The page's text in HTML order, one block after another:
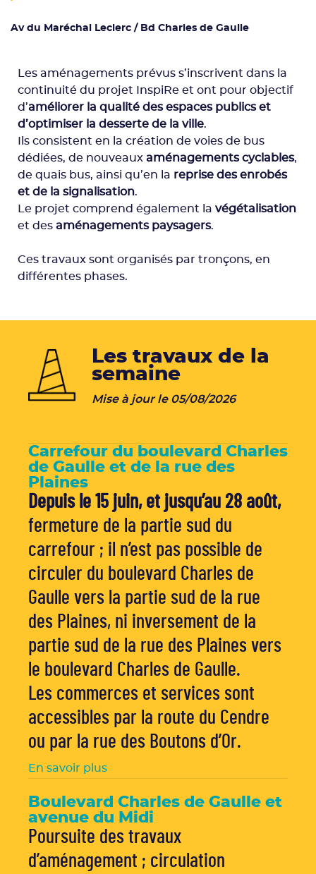
Av du Maréchal Leclerc / Bd Charles de Gaulle
Les aménagements prévus s’inscrivent dans la
continuité du projet InspiRe et ont pour objectif
d’améliorer la qualité des espaces publics et
d’optimiser la desserte de la ville.
Ils consistent en la création de voies de bus
dédiées, de nouveaux aménagements cyclables,
de quais bus, ainsi qu’en la reprise des enrobés
et de la signalisation.
Le projet comprend également la végétalisation
et des aménagements paysagers.
Ces travaux sont organisés par tronçons, en
différentes phases.
Les travaux de la
semaine
Mise à jour le 05/08/2026
Carrefour du boulevard Charles
de Gaulle et de la rue des
Plaines
Depuis le 15 juin, et jusqu’au 28 août,
fermeture de la partie sud du
carrefour ; il n’est pas possible de
circuler du boulevard Charles de
Gaulle vers la partie sud de la rue
des Plaines, ni inversement de la
partie sud de la rue des Plaines vers
le boulevard Charles de Gaulle.
Les commerces et services sont
accessibles par la route du Cendre
ou par la rue des Boutons d’Or.
En savoir plus
Boulevard Charles de Gaulle et
avenue du Midi
Poursuite des travaux
d’aménagement ; circulation